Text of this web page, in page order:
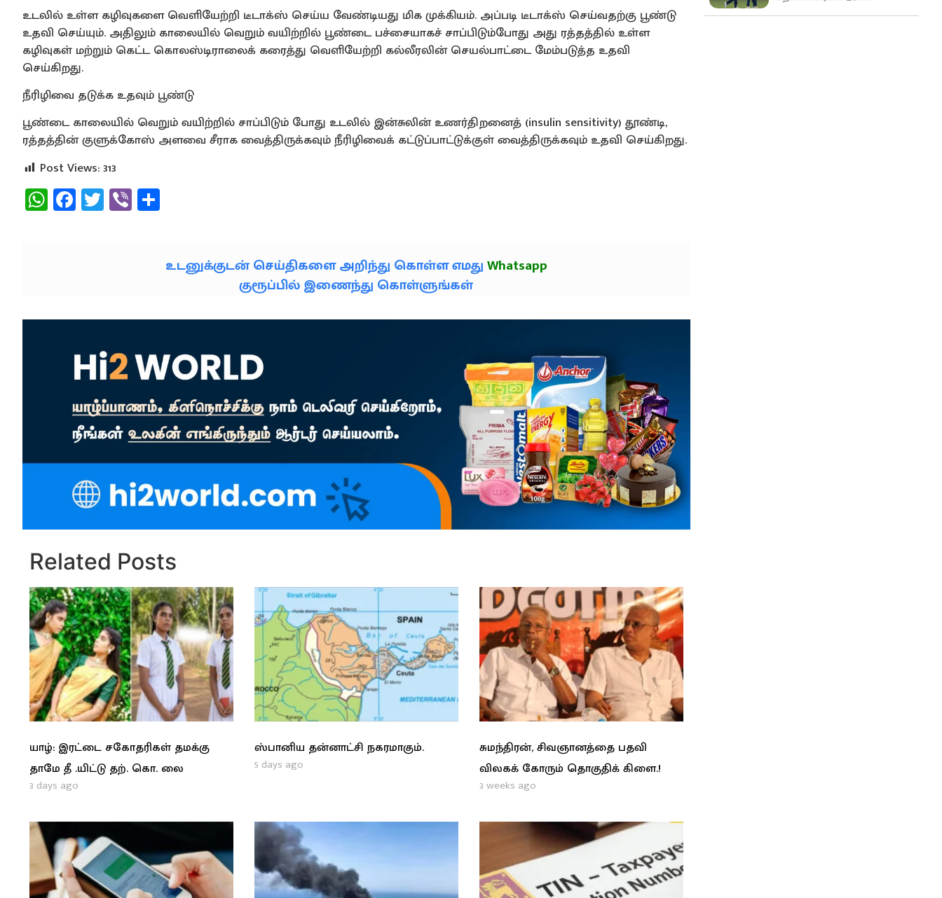
உடலில் உள்ள கழிவுகளை வெளியேற்றி டீடாக்ஸ் செய்ய வேண்டியது மிக முக்கியம். அப்படி டீடாக்ஸ் செய்வதற்கு பூண்டு
உதவி செய்யும். அதிலும் காலையில் வெறும் வயிற்றில் பூண்டை பச்சையாகச் சாப்பிடும்போது அது ரத்தத்தில் உள்ள
கழிவுகள் மற்றும் கெட்ட கொலஸ்டிராலைக் கரைத்து வெளியேற்றி கல்லீரலின் செயல்பாட்டை மேம்படுத்த உதவி
செய்கிறது.
​நீரிழிவை தடுக்க உதவும் பூண்டு
பூண்டை காலையில் வெறும் வயிற்றில் சாப்பிடும் போது உடலில் இன்சுலின் உணர்திறனைத் (insulin sensitivity) தூண்டி,
ரத்தத்தின் குளுக்கோஸ் அளவை சீராக வைத்திருக்கவும் நீரிழிவைக் கட்டுப்பாட்டுக்குள் வைத்திருக்கவும் உதவி செய்கிறது.
Post Views:313
WhatsApp
Facebook
Twitter
Viber
உடனுக்குடன் செய்திகளை அறிந்து கொள்ள எமதுWhatsapp
குரூப்பில் இணைந்து கொள்ளுங்கள்
Related Posts
யாழ்: இரட்டை சகோதரிகள் தமக்கு
தாமே தீ .யிட்டு தற். கொ. லை
3 days ago
ஸ்பானிய தன்னாட்சி நகரமாகும்.
5 days ago
சுமந்திரன், சிவஞானத்தை பதவி
விலகக் கோரும் தொகுதிக் கிளை.!
3 weeks ago